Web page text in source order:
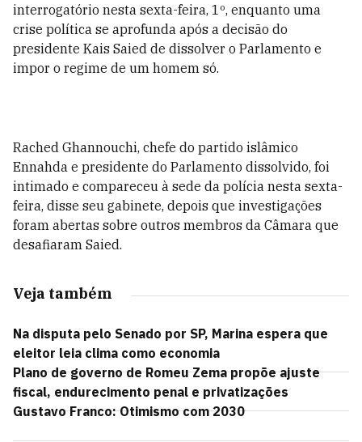
interrogatório nesta sexta-feira, 1º, enquanto uma
crise política se aprofunda após a decisão do
presidente Kais Saied de dissolver o Parlamento e
impor o regime de um homem só.
Rached Ghannouchi, chefe do partido islâmico
Ennahda e presidente do Parlamento dissolvido, foi
intimado e compareceu à sede da polícia nesta sexta-
feira, disse seu gabinete, depois que investigações
foram abertas sobre outros membros da Câmara que
desafiaram Saied.
Veja também
Na disputa pelo Senado por SP, Marina espera que
eleitor leia clima como economia
Plano de governo de Romeu Zema propõe ajuste
fiscal, endurecimento penal e privatizações
Gustavo Franco: Otimismo com 2030